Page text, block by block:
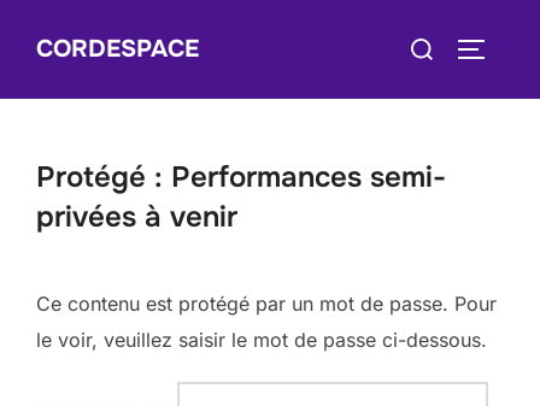
CORDESPACE
Search
Protégé : Performances semi-
privées à venir
Ce contenu est protégé par un mot de passe. Pour
le voir, veuillez saisir le mot de passe ci-dessous.